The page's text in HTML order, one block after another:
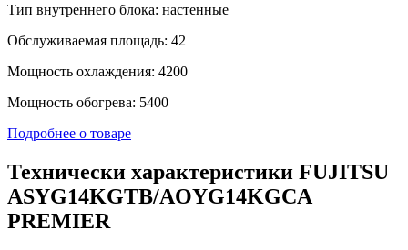
Тип внутреннего блока: настенные
Обслуживаемая площадь: 42
Мощность охлаждения: 4200
Мощность обогрева: 5400
Подробнее о товаре
Технически характеристики FUJITSU
ASYG14KGTB/AOYG14KGCA
PREMIER